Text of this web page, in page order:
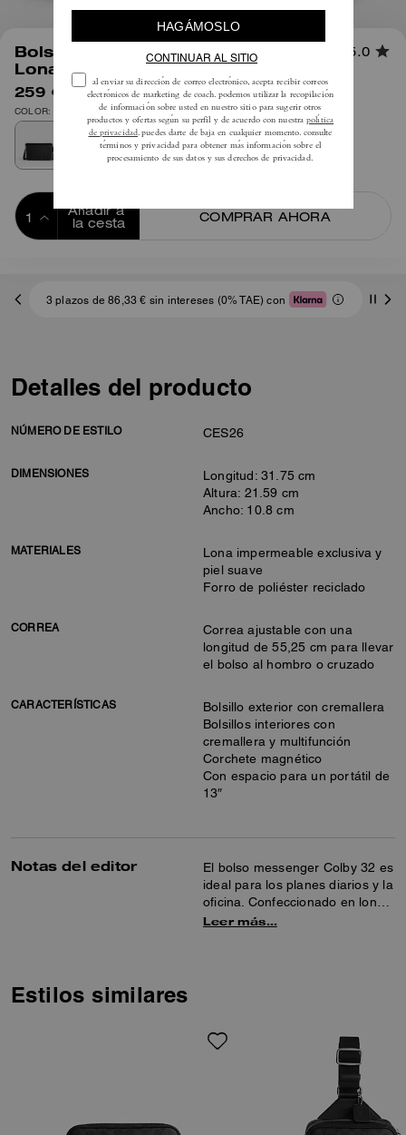
Bolso Mensajero Colby 32 En
Lona Signature
5.0
259 € 450 €
COLOR: Plata/Firma Negra
Añadir a
la cesta
COMPRAR AHORA
3 plazos de 86,33 € sin intereses (0% TAE) con
Detalles del producto
NÚMERO DE ESTILO CES26
DIMENSIONES
Longitud: 31.75 cm
Altura: 21.59 cm
Ancho: 10.8 cm
MATERIALES
Lona impermeable exclusiva y
piel suave
Forro de poliéster reciclado
CORREA
Correa ajustable con una
longitud de 55,25 cm para llevar
el bolso al hombro o cruzado
CARACTERÍSTICAS
Bolsillo exterior con cremallera
Bolsillos interiores con
cremallera y multifunción
Corchete magnético
Con espacio para un portátil de
13″
Notas del editor
El bolso messenger Colby 32 es
ideal para los planes diarios y la
oficina. Confeccionado en lona
de firma y suave piel, cuenta
Leer más…
Estilos similares